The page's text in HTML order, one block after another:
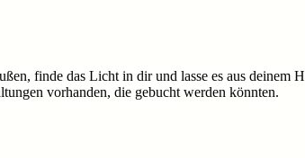
finde das Licht in dir und lasse es aus deinem
vorhanden, die gebucht werden könnten.